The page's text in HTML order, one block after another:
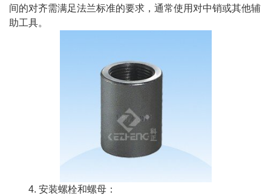
间的对齐需满足法兰标准的要求，通常使用对中销或其他辅
助工具。
4. 安装螺栓和螺母：